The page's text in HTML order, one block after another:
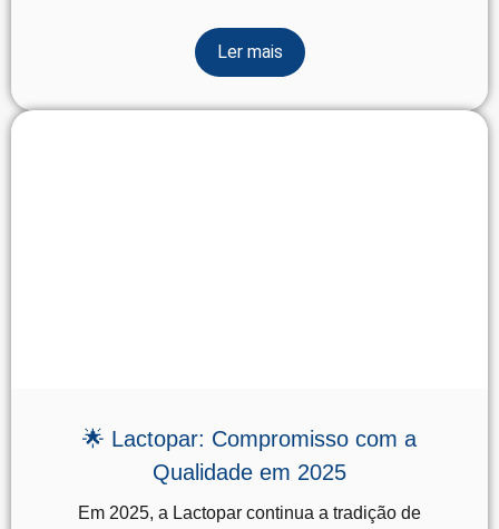
Ler mais
🌟 Lactopar: Compromisso com a
Qualidade em 2025
Em 2025, a Lactopar continua a tradição de